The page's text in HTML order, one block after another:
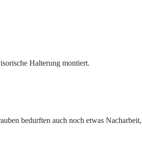
Halterung montiert.
bedurften auch noch etwas